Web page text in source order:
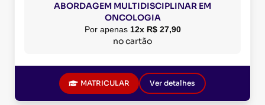
ABORDAGEM MULTIDISCIPLINAR EM
ONCOLOGIA
Por apenas 12x R$ 27,90
no cartão
MATRICULAR Ver detalhes